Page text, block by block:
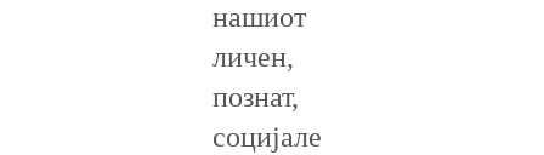
нашиот
личен,
познат,
социјале